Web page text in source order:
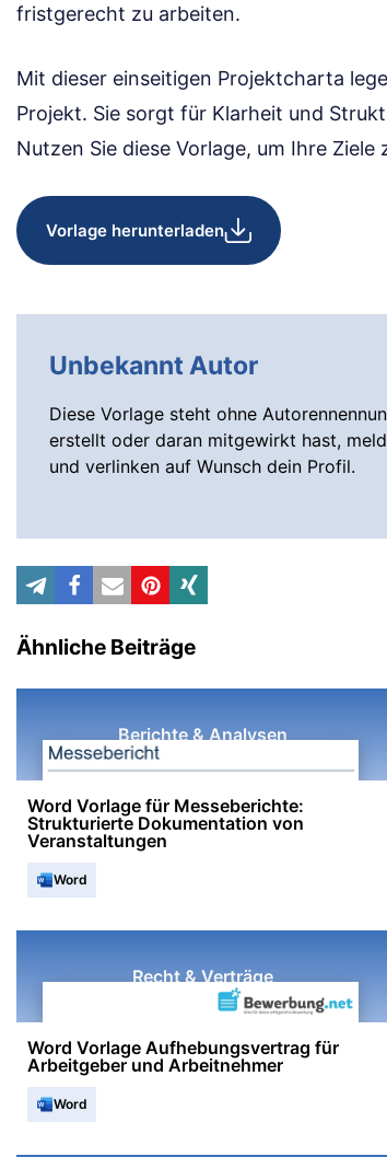
fristgerecht zu arbeiten.
Mit dieser einseitigen Projektcharta
Projekt. Sie sorgt für Klarheit und
Nutzen Sie diese Vorlage, um Ihre
Vorlage herunterladen
Unbekannt Autor
Diese Vorlage steht ohne
erstellt oder daran mitgewirkt hast,
und verlinken auf Wunsch dein Profil.
Ähnliche Beiträge
Berichte & Analysen
Word Vorlage für Messeberichte:
Strukturierte Dokumentation von
Veranstaltungen
Word
Recht & Verträge
Word Vorlage Aufhebungsvertrag für
Arbeitgeber und Arbeitnehmer
Word